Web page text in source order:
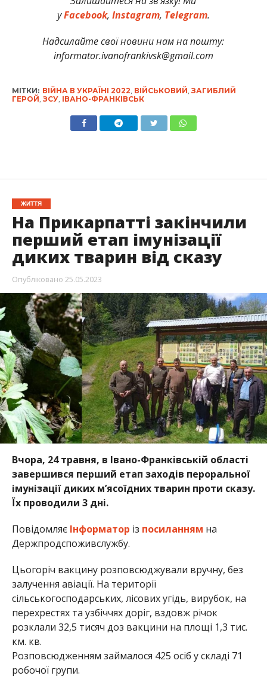
уFacebook, Instagram, Telegram.
Надсилайте свої новини нам на пошту:
informator.ivanofrankivsk@gmail.com
МІТКИ: ВІЙНА В УКРАЇНІ 2022 ВІЙСЬКОВИЙ ЗАГИБЛИЙ
ГЕРОЙ ЗСУ, ІВАНО-ФРАНКІВСЬК
ЖИТТЯ
На Прикарпатті закінчили
перший етап імунізації
диких тварин від сказу
Опубліковано 25.05.2023
Вчора, 24 травня, в Івано-Франківській області
завершився перший етап заходів пероральної
імунізації диких м’ясоїдних тварин проти сказу.
Їх проводили 3 дні.
Повідомляє Інформатор із посиланням на
Держпродспоживслужбу.
Цьогоріч вакцину розповсюджували вручну, без
залучення авіації. На території
сільськогосподарських, лісових угідь, вирубок, на
перехрестях та узбіччях доріг, вздовж річок
розклали 32,5 тисяч доз вакцини на площі 1,3 тис.
км. кв.
Розповсюдженням займалося 425 осіб у складі 71
робочої групи.